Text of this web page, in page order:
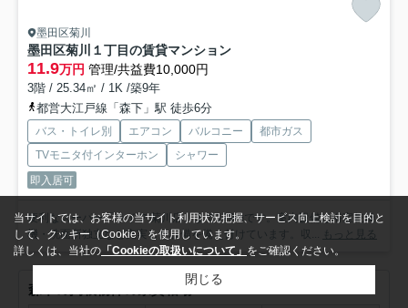
墨田区菊川
墨田区菊川１丁目の賃貸マンション
11.9万円 管理/共益費10,000円
3階 / 25.34㎡ / 1K /築9年
都営大江戸線「森下」駅 徒歩6分
バス・トイレ別 エアコン バルコニー
都市ガス
TVモニタ付インターホン
シャワー
即入居可
便利なスーパー「ライフ 菊川店」まで179mです。室内設備は浴室乾燥
機・洗面所独立など充実した設備を備え付けています。収... もっと見る
森下の掲載物件の家賃相場
当サイトでは、お客様の当サイト利用状況把握、サービス向上検討を目的と
して、クッキー（Cookie）を使用しています。
詳しくは、当社の 「Cookieの取扱いについて」 をご確認ください。
閉じる